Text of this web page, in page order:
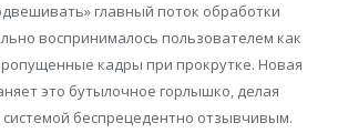
главный поток обработки
воспринималось пользователем как
кадры при прокрутке. Новая
это бутылочное горлышко, делая
системой беспрецедентно отзывчивым.